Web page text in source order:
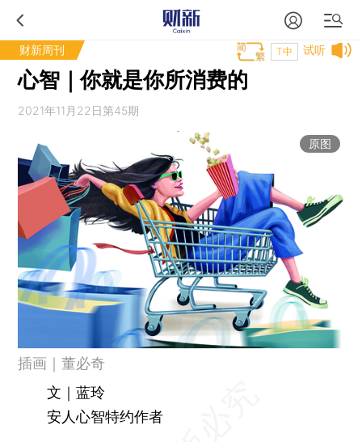
财新周刊 试听
T中
心智｜你就是你所消费的
2021年11月22日第45期
原图
插画｜董必奇
文｜蓝玲
安人心智特约作者